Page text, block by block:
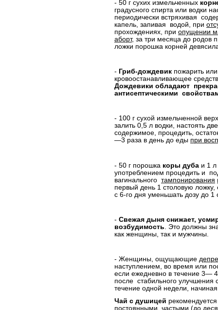
- 50 г сухих измельченных
градусного спирта или водки
периодически встряхивая
капель, запивая
водой, при
прохождениях, при опущении
аборт, за три месяца до родов
ложки порошка корней
- Гриб-дождевик пожарить
кровоостанавливающее
Дождевики обладают
антисептическими
- 100 г сухой измельченной
залить 0,5 л водки, настоять
содержимое, процедить,
—3 раза в день до еды при
- 50 г порошка коры дуба и 1 л
употреблением процедить и
вагинального тампонирования
первый день 1 столовую
с 6-го дня уменьшать дозу до 1
- Свежая дыня снижает,
возбудимость . Это должны
как женщины, так и мужчины.
- Женщины, ощущающие
наступлением, во время или
если ежедневно в течение 3—
после стабильного улучшения
течение одной недели,
Чай с душицей
постоянными, частыми (до